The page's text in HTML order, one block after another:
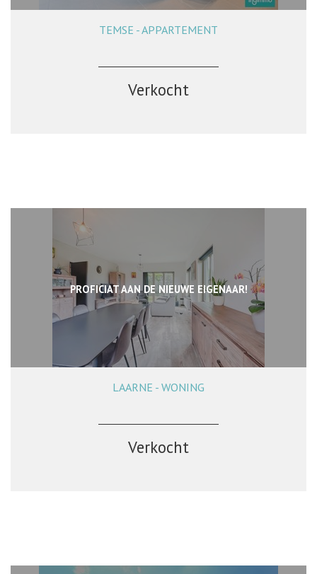
82 m² 1 1
TEMSE - APPARTEMENT
Verkocht
PROFICIAT AAN DE NIEUWE EIGENAAR!
177 m² 3 1
LAARNE - WONING
Verkocht